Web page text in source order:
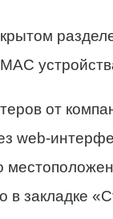
от
web-
в закладке